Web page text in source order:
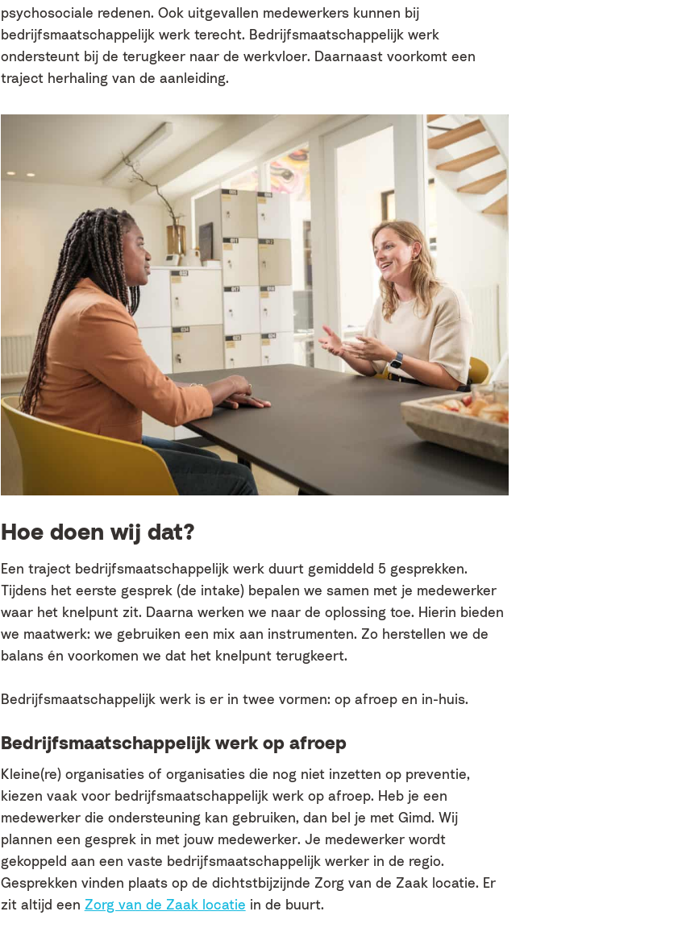
psychosociale redenen. Ook uitgevallen medewerkers kunnen bij
bedrijfsmaatschappelijk werk terecht. Bedrijfsmaatschappelijk werk
ondersteunt bij de terugkeer naar de werkvloer. Daarnaast voorkomt een
traject herhaling van de aanleiding.
Hoe doen wij dat?
Een traject bedrijfsmaatschappelijk werk duurt gemiddeld 5 gesprekken.
Tijdens het eerste gesprek (de intake) bepalen we samen met je medewerker
waar het knelpunt zit. Daarna werken we naar de oplossing toe. Hierin bieden
we maatwerk: we gebruiken een mix aan instrumenten. Zo herstellen we de
balans én voorkomen we dat het knelpunt terugkeert.
Bedrijfsmaatschappelijk werk is er in twee vormen: op afroep en in-huis.
Bedrijfsmaatschappelijk werk op afroep
Kleine(re) organisaties of organisaties die nog niet inzetten op preventie,
kiezen vaak voor bedrijfsmaatschappelijk werk op afroep. Heb je een
medewerker die ondersteuning kan gebruiken, dan bel je met Gimd. Wij
plannen een gesprek in met jouw medewerker. Je medewerker wordt
gekoppeld aan een vaste bedrijfsmaatschappelijk werker in de regio.
Gesprekken vinden plaats op de dichtstbijzijnde Zorg van de Zaak locatie. Er
zit altijd een Zorg van de Zaak locatie in de buurt.